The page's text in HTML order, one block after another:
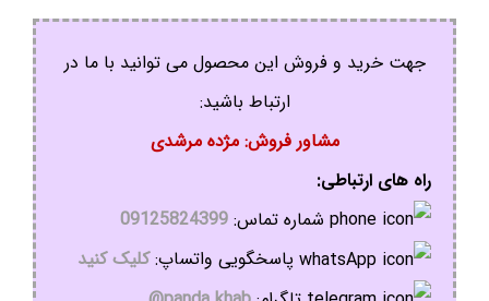
جهت خرید و فروش این محصول می توانید با ما در
ارتباط باشید:
مشاور فروش: مژده مرشدی
راه های ارتباطی:
شماره تماس: 09125824399
پاسخگویی واتساپ:کلیک کنید